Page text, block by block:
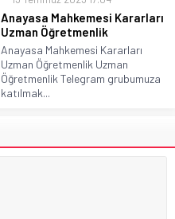
Anayasa Mahkemesi Kararları
Uzman Öğretmenlik
Anayasa Mahkemesi Kararları
Uzman Öğretmenlik Uzman
Öğretmenlik Telegram grubumuza
katılmak...